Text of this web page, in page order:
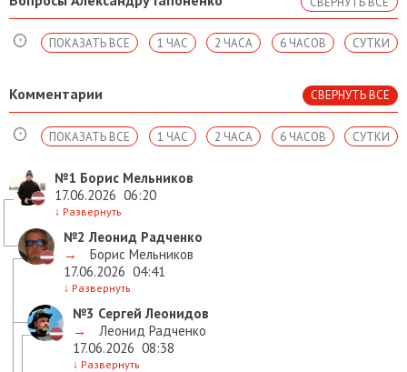
СУТКИ
6 ЧАСОВ
2 ЧАСА
1 ЧАС
ПОКАЗАТЬ ВСЕ
Комментарии СВЕРНУТЬ ВСЕ
СУТКИ
6 ЧАСОВ
2 ЧАСА
1 ЧАС
ПОКАЗАТЬ ВСЕ
№1 Борис Мельников
17.06.2026 06:20
↓ Развернуть
№2 Леонид Радченко
→
Борис Мельников
17.06.2026 04:41
↓ Развернуть
№3 Сергей Леонидов
→
Леонид Радченко
17.06.2026 08:38
↓ Развернуть